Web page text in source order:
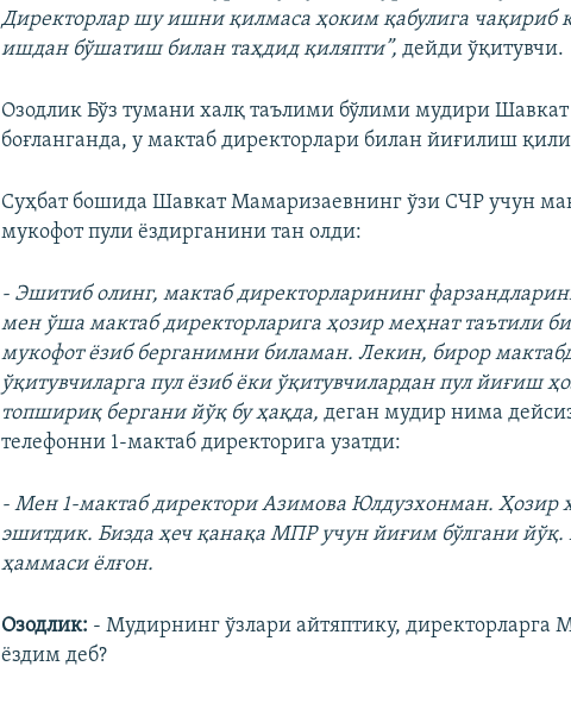
Директорлар шу ишни қилмаса ҳоким қабулига чақириб
ишдан бўшатиш билан таҳдид қиляпти”, дейди ўқитувчи.
Озодлик Бўз тумани халқ таълими бўлими мудири
боғланганда, у мактаб директорлари билан йиғилиш
Суҳбат бошида Шавкат Мамаризаевнинг ўзи СЧР учун
мукофот пули ёздирганини тан олди:
- Эшитиб олинг, мактаб директорларининг
мен ўша мактаб директорларига ҳозир меҳнат таътили
мукофот ёзиб берганимни биламан. Лекин, бирор
ўқитувчиларга пул ёзиб ёки ўқитувчилардан пул йиғиш
топшириқ бергани йўқ бу ҳақда,деган мудир нима
телефонни 1-мактаб директорига узатди:
- Мен 1-мактаб директори Азимова Юлдузхонман. Ҳозир
эшитдик. Бизда ҳеч қанақа МПР учун йиғим бўлгани
ҳаммаси ёлғон.
Озодлик: - Мудирнинг ўзлари айтяптику, директорларга
ёздим деб?